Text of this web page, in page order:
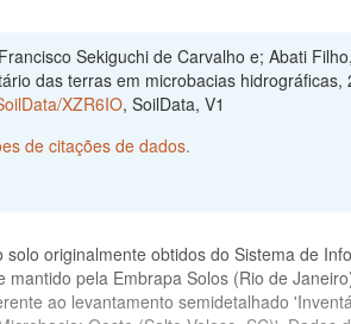
Sekiguchi de Carvalho e; Abati
das terras em microbacias hidrográficas,
XZR6IO, SoilData, V1
de citações de dados.
originalmente obtidos do Sistema de
mantido pela Embrapa Solos (Rio de
ao levantamento semidetalhado